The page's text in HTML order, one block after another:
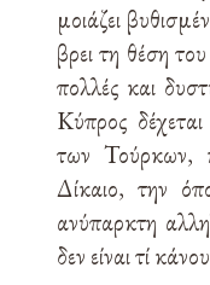
μοιάζει
βρει τη θέση
πολλές και
Κύπρος
των Τούρκων,
Δίκαιο, την
ανύπαρκτη
δεν είναι τί